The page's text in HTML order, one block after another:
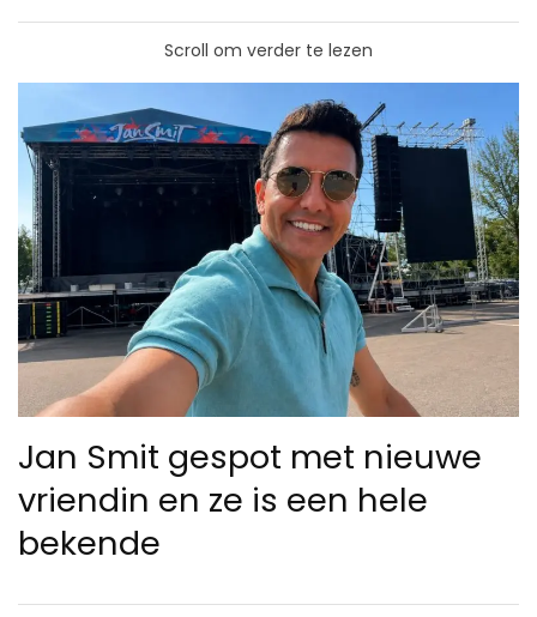
Scroll om verder te lezen
Jan Smit gespot met nieuwe
vriendin en ze is een hele
bekende